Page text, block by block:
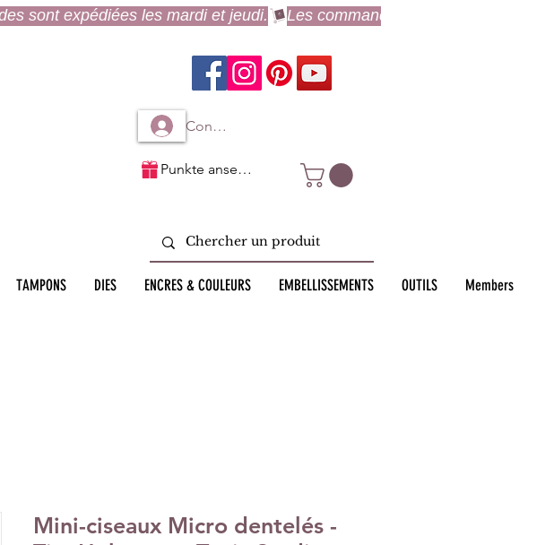
Connexion à mon compte
Punkte ansehen
TAMPONS DIES ENCRES & COULEURS EMBELLISSEMENTS OUTILS Members
Mini-ciseaux Micro dentelés -